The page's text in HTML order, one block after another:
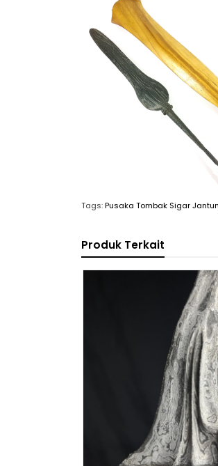
Tags:Pusaka Tombak Sigar
Produk Terkait